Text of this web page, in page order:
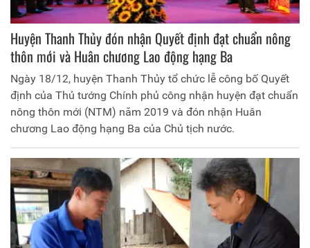
Huyện Thanh Thủy đón nhận Quyết định đạt chuẩn nông
thôn mới và Huân chương Lao động hạng Ba
Ngày 18/12, huyện Thanh Thủy tổ chức lễ công bố Quyết
định của Thủ tướng Chính phủ công nhận huyện đạt chuẩn
nông thôn mới (NTM) năm 2019 và đón nhận Huân
chương Lao động hạng Ba của Chủ tịch nước.